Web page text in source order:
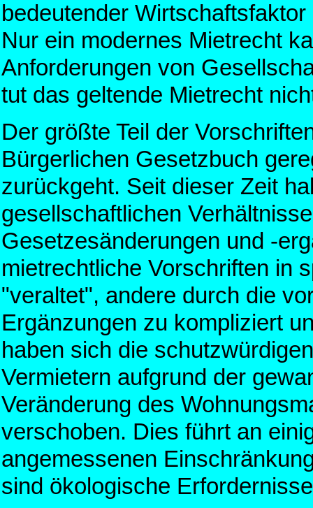
bedeutender
Nur ein modernes Mietrecht
Anforderungen von
tut das geltende Mietrecht
Der größte Teil der
Bürgerlichen Gesetzbuch
zurückgeht. Seit dieser Zeit
gesellschaftlichen
Gesetzesänderungen und -
mietrechtliche Vorschriften in
"veraltet", andere durch die
Ergänzungen zu kompliziert
haben sich die
Vermietern aufgrund der
Veränderung des
verschoben. Dies führt an
angemessenen
sind ökologische